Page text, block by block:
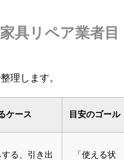
具リペア業者目
理します。
ケース 目安のゴール
る、引き出
「使える状